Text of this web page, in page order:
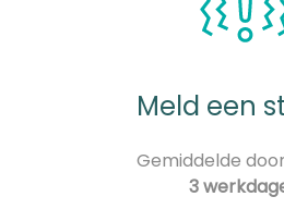
Meld een
Gemiddelde
3